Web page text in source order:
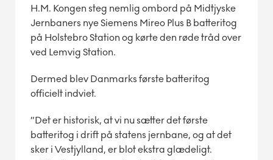
H.M. Kongen steg nemlig ombord på Midtjyske
Jernbaners nye Siemens Mireo Plus B batteritog
på Holstebro Station og kørte den røde tråd over
ved Lemvig Station.
Dermed blev Danmarks første batteritog
officielt indviet.
”Det er historisk, at vi nu sætter det første
batteritog i drift på statens jernbane, og at det
sker i Vestjylland, er blot ekstra glædeligt.